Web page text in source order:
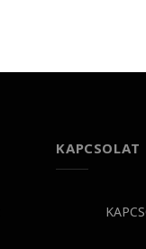
KAPCSOLAT